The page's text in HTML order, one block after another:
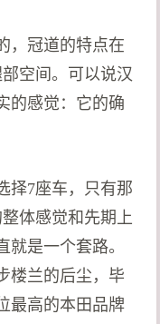
，冠道的特点在
空间。可以说汉
的感觉：它的确
择7座车，只有那
体感觉和先期上
是一个套路。
楼兰的后尘，毕
最高的本田品牌